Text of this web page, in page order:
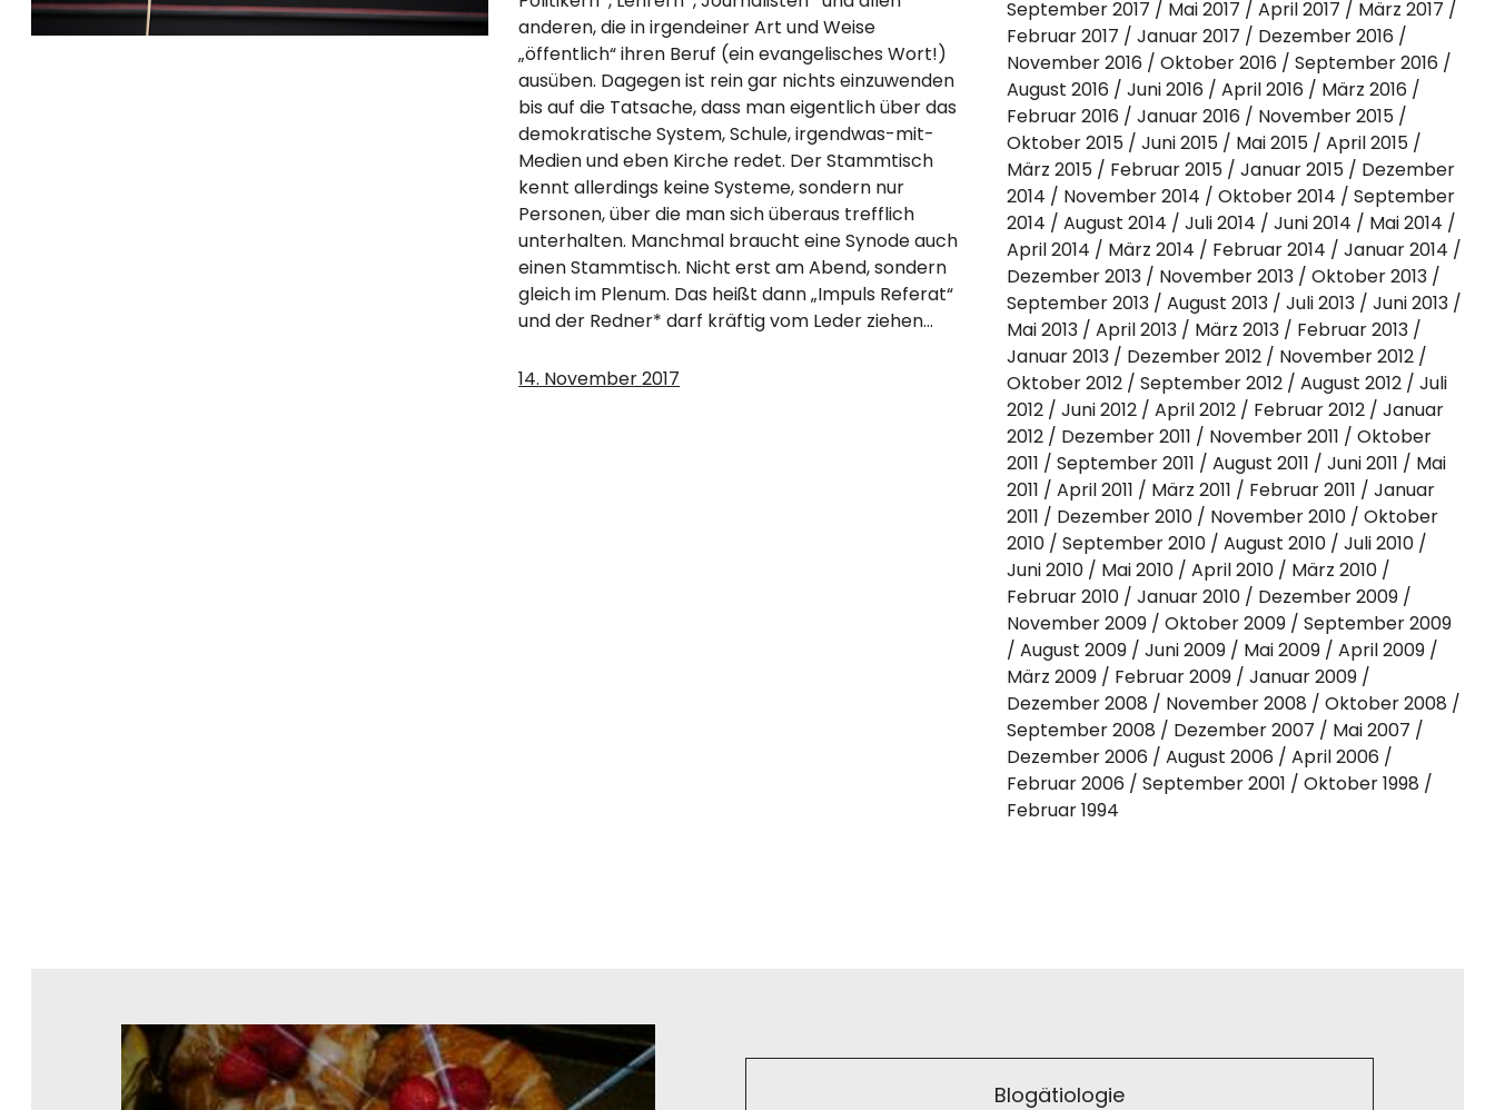
anderen, die in irgendeiner Art und Weise
„öffentlich“ ihren Beruf (ein evangelisches Wort!)
ausüben. Dagegen ist rein gar nichts einzuwenden
bis auf die Tatsache, dass man eigentlich über das
demokratische System, Schule, irgendwas-mit-
Medien und eben Kirche redet. Der Stammtisch
kennt allerdings keine Systeme, sondern nur
Personen, über die man sich überaus trefflich
unterhalten. Manchmal braucht eine Synode auch
einen Stammtisch. Nicht erst am Abend, sondern
gleich im Plenum. Das heißt dann „Impuls Referat“
und der Redner* darf kräftig vom Leder ziehen…
14. November 2017
September 2017
Mai 2017 April 2017
März 2017
Februar 2017
Januar 2017
Dezember 2016
November 2016
Oktober 2016
September 2016
August 2016
Juni 2016 April 2016
März 2016
Februar 2016
Januar 2016
November 2015
Oktober 2015
Juni 2015 Mai 2015
April 2015
März 2015
Februar 2015 Januar 2015
Dezember
2014
November 2014 Oktober 2014
September
2014
August 2014 Juli 2014 Juni 2014
Mai 2014
April 2014
März 2014 Februar 2014
Januar 2014
Dezember 2013
November 2013
Oktober 2013
September 2013
August 2013 Juli 2013
Juni 2013
Mai 2013
April 2013 März 2013
Februar 2013
Januar 2013
Dezember 2012
November 2012
Oktober 2012
September 2012 August 2012
Juli
2012
Juni 2012 April 2012 Februar 2012
Januar
2012
Dezember 2011 November 2011
Oktober
2011
September 2011 August 2011 Juni 2011
Mai
2011
April 2011 März 2011 Februar 2011
Januar
2011
Dezember 2010 November 2010
Oktober
2010
September 2010 August 2010
Juli 2010
Juni 2010
Mai 2010 April 2010
März 2010
Februar 2010
Januar 2010
Dezember 2009
November 2009
Oktober 2009
September 2009
August 2009
Juni 2009 Mai 2009
April 2009
März 2009
Februar 2009
Januar 2009
Dezember 2008
November 2008
Oktober 2008
September 2008
Dezember 2007
Mai 2007
Dezember 2006
August 2006
April 2006
Februar 2006
September 2001
Oktober 1998
Februar 1994
Blogätiologie